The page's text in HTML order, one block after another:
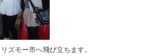
ズモー市へ飛び立ちます。